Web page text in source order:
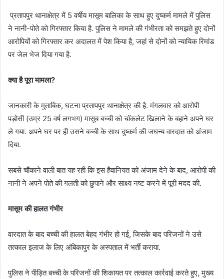
प्रतापपुर थानाक्षेत्र में 5 वर्षीय मासूम बालिका के साथ हुए दुष्कर्म मामले में पुलिस
ने नानी-पोते को गिरफ्तार किया है. पुलिस ने मामले की गंभीरता को समझते हुए दोनों
आरोपियों को गिरफ्तार कर अदालत में पेश किया है, जहां से दोनों को न्यायिक रिमांड
पर जेल भेज दिया गया है.
क्या है पूरा मामला?
जानकारी के मुताबिक, घटना प्रतापपुर थानाक्षेत्र की है. मंगलवार को आरोपी
पड़ोसी (उम्र 25 वर्ष लगभग) मासूब बच्ची को चॉकलेट खिलाने के बहाने अपने घर
ले गया. अपने घर पर ही उसने बच्ची के साथ दुष्कर्म की जघन्य वारदात को अंजाम
दिया.
सबसे चौंकाने वाली बात यह रही कि इस हैवानियत को अंजाम देने के बाद, आरोपी की
नानी ने अपने पोते की गलती को छुपाने और साक्ष्य नष्ट करने में पूरी मदद की.
मासूम की हालत गंभीर
वारदात के बाद बच्ची की हालत बेहद गंभीर हो गई, जिसके बाद परिजनों ने उसे
तत्काल इलाज के लिए अंबिकापुर के अस्पताल में भर्ती कराया.
पुलिस ने पीड़ित बच्ची के परिजनों की शिकायत पर तत्काल कार्रवाई करते हुए, मुख्य